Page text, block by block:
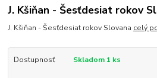
J. Kšiňan - Šesťdesiat rokov
J. Kšiňan - Šesťdesiat rokov Slovana celý
Dostupnosť Skladom 1 ks